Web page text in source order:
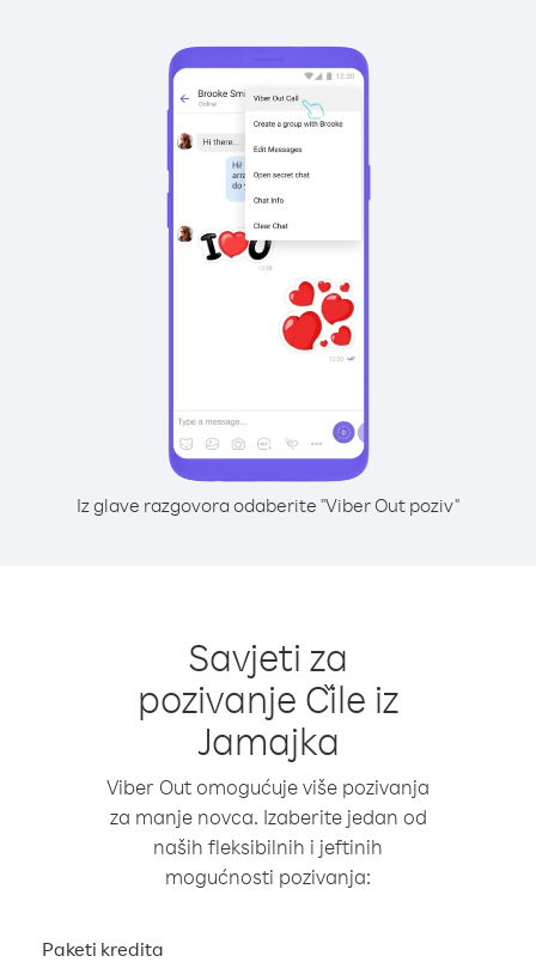
Iz glave razgovora odaberite "Viber Out poziv"
Savjeti za
pozivanje Čile iz
Jamajka
Viber Out omogućuje više pozivanja
za manje novca. Izaberite jedan od
naših fleksibilnih i jeftinih
mogućnosti pozivanja:
Paketi kredita